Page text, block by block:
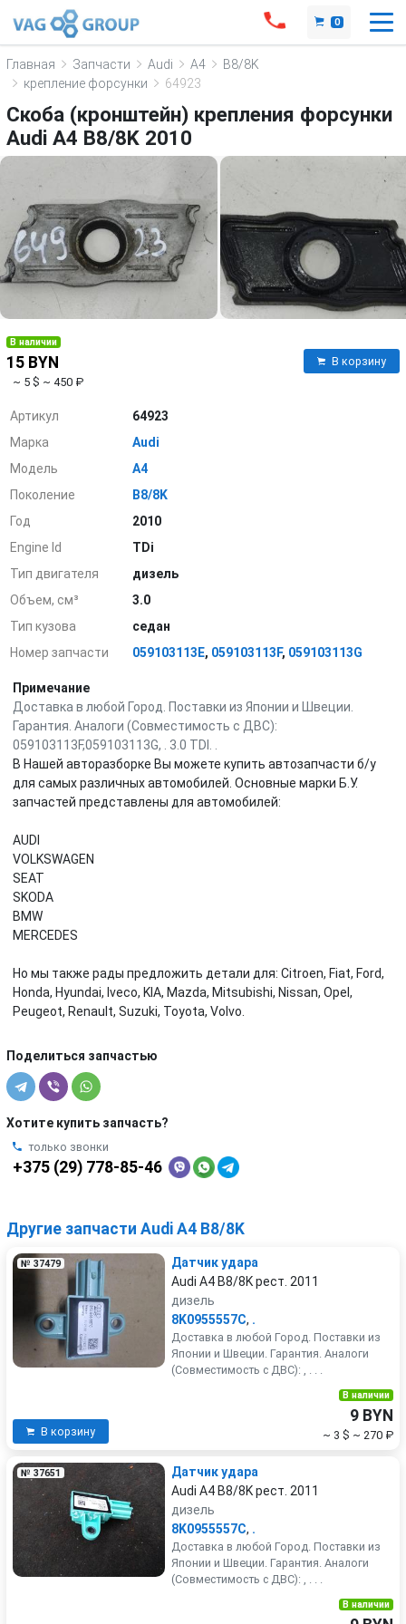
0
Главная Запчасти Audi A4
B8/8K
крепление форсунки
64923
Скоба (кронштейн) крепления форсунки
Audi A4 B8/8K 2010
В наличии
15 BYN
~ 5 $ ~ 450 ₽
В корзину
Артикул
64923
Марка
Audi
Модель
A4
Поколение
B8/8K
Год
2010
Engine Id
TDi
Тип двигателя
дизель
Объем, см³
3.0
Тип кузова
седан
Номер запчасти
059103113E, 059103113F, 059103113G
Примечание
Доставка в любой Город. Поставки из Японии и Швеции.
Гарантия. Аналоги (Совместимость с ДВС):
059103113F,059103113G, . 3.0 TDI. .
В Нашей авторазборке Вы можете купить автозапчасти б/у
для самых различных автомобилей. Основные марки Б.У.
запчастей представлены для автомобилей:
AUDI
VOLKSWAGEN
SEAT
SKODA
BMW
MERCEDES
Но мы также рады предложить детали для: Citroen, Fiat, Ford,
Honda, Hyundai, Iveco, KIA, Mazda, Mitsubishi, Nissan, Opel,
Peugeot, Renault, Suzuki, Toyota, Volvo.
Поделиться запчастью
Хотите купить запчасть?
только звонки
+375 (29) 778-85-46
Другие запчасти Audi A4 B8/8K
№ 37479
Датчик удара
Audi A4 B8/8K рест. 2011
дизель
8K0955557C, .
Доставка в любой Город. Поставки из
Японии и Швеции. Гарантия. Аналоги
(Совместимость с ДВС): , . . .
В корзину
В наличии
9 BYN
~ 3 $ ~ 270 ₽
№ 37651
Датчик удара
Audi A4 B8/8K рест. 2011
дизель
8K0955557C, .
Доставка в любой Город. Поставки из
Японии и Швеции. Гарантия. Аналоги
(Совместимость с ДВС): , . . .
В наличии